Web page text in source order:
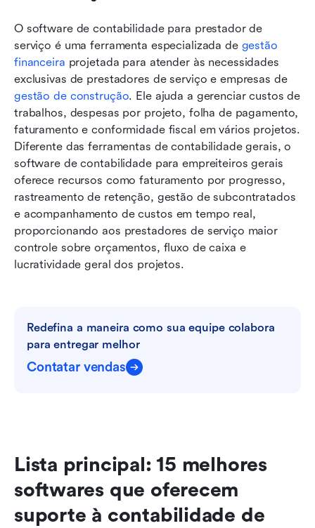
O software de contabilidade para prestador de
serviço é uma ferramenta especializada de gestão
financeira projetada para atender às necessidades
exclusivas de prestadores de serviço e empresas de
gestão de construção. Ele ajuda a gerenciar custos de
trabalhos, despesas por projeto, folha de pagamento,
faturamento e conformidade fiscal em vários projetos.
Diferente das ferramentas de contabilidade gerais, o
software de contabilidade para empreiteiros gerais
oferece recursos como faturamento por progresso,
rastreamento de retenção, gestão de subcontratados
e acompanhamento de custos em tempo real,
proporcionando aos prestadores de serviço maior
controle sobre orçamentos, fluxo de caixa e
lucratividade geral dos projetos.
Redefina a maneira como sua equipe colabora
para entregar melhor
Contatar vendas
Lista principal: 15 melhores
softwares que oferecem
suporte à contabilidade de